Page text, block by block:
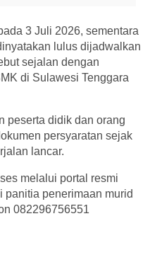
3 Juli 2026, sementara
lulus dijadwalkan
sejalan dengan
di Sulawesi Tenggara
peserta didik dan orang
persyaratan sejak
lancar.
melalui portal resmi
panitia penerimaan murid
082296756551